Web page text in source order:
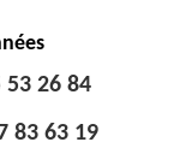
53 26 84
83 63 19